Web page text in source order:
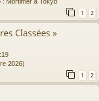
1 2
Classées »
2026)
1 2